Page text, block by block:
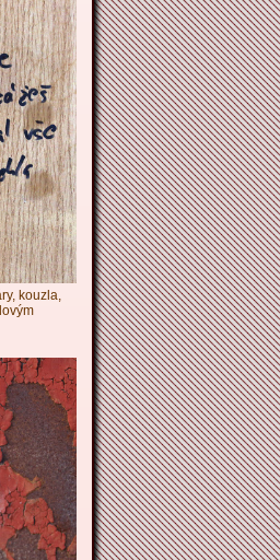
kouzla,